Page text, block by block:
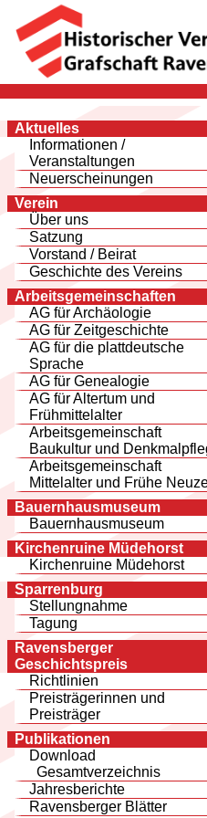
Aktuelles
Informationen /
Veranstaltungen
Neuerscheinungen
Verein
Über uns
Satzung
Vorstand / Beirat
Geschichte des Vereins
Arbeitsgemeinschaften
AG für Archäologie
AG für Zeitgeschichte
AG für die plattdeutsche
Sprache
AG für Genealogie
AG für Altertum und
Frühmittelalter
Arbeitsgemeinschaft
Baukultur und
Arbeitsgemeinschaft
Mittelalter und Frühe
Bauernhausmuseum
Bauernhausmuseum
Kirchenruine Müdehorst
Kirchenruine Müdehorst
Sparrenburg
Stellungnahme
Tagung
Ravensberger
Geschichtspreis
Richtlinien
Preisträgerinnen und
Preisträger
Publikationen
Download
Gesamtverzeichnis
Jahresberichte
Ravensberger Blätter